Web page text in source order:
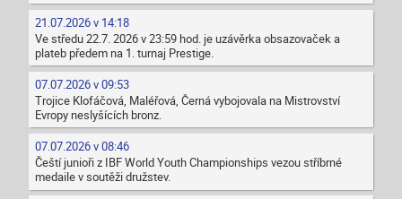
21.07.2026 v 14:18
Ve středu 22.7. 2026 v 23:59 hod. je uzávěrka obsazovaček a
plateb předem na 1. turnaj Prestige.
07.07.2026 v 09:53
Trojice Klofáčová, Maléřová, Černá vybojovala na Mistrovství
Evropy neslyšících bronz.
07.07.2026 v 08:46
Čeští junioři z IBF World Youth Championships vezou stříbrné
medaile v soutěži družstev.